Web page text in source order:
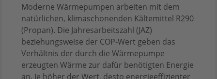
Moderne Wärmepumpen arbeiten mit dem
natürlichen, klimaschonenden Kältemittel R290
(Propan). Die Jahresarbeitszahl (JAZ)
beziehungsweise der COP-Wert geben das
Verhältnis der durch die Wärmepumpe
erzeugten Wärme zur dafür benötigten Energie
an. Je höher der Wert, desto energieeffizienter